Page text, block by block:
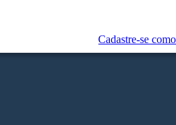
Cadastre-se